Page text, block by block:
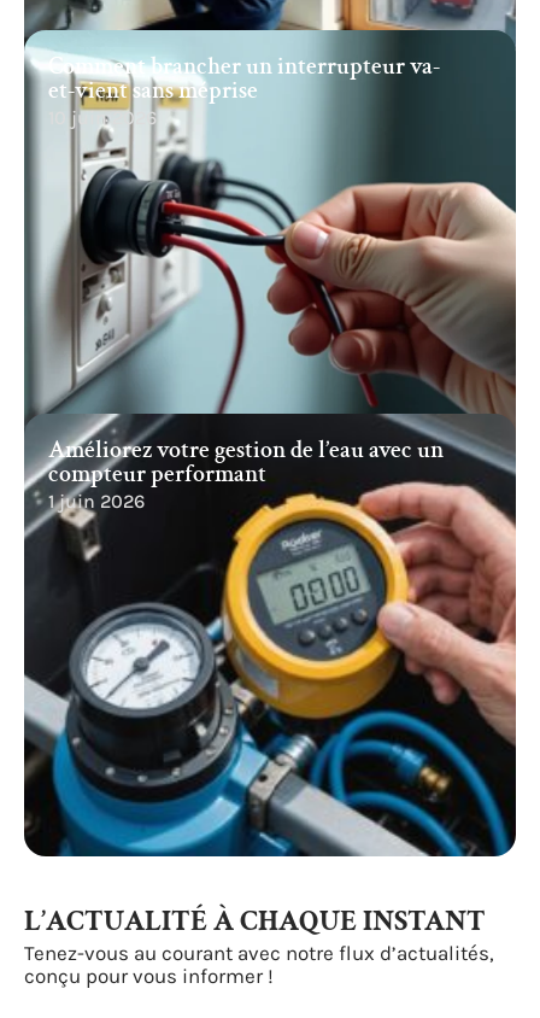
Comment brancher un interrupteur va-
et-vient sans méprise
10 juin 2026
Améliorez votre gestion de l’eau avec un
compteur performant
1 juin 2026
L’ACTUALITÉ À CHAQUE INSTANT
Tenez-vous au courant avec notre flux d’actualités,
conçu pour vous informer !